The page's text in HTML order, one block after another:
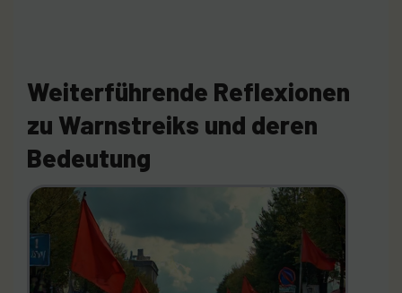
Weiterführende Reflexionen
zu Warnstreiks und deren
Bedeutung